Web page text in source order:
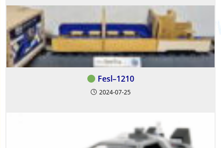
Fesl–1210
2024-07-25